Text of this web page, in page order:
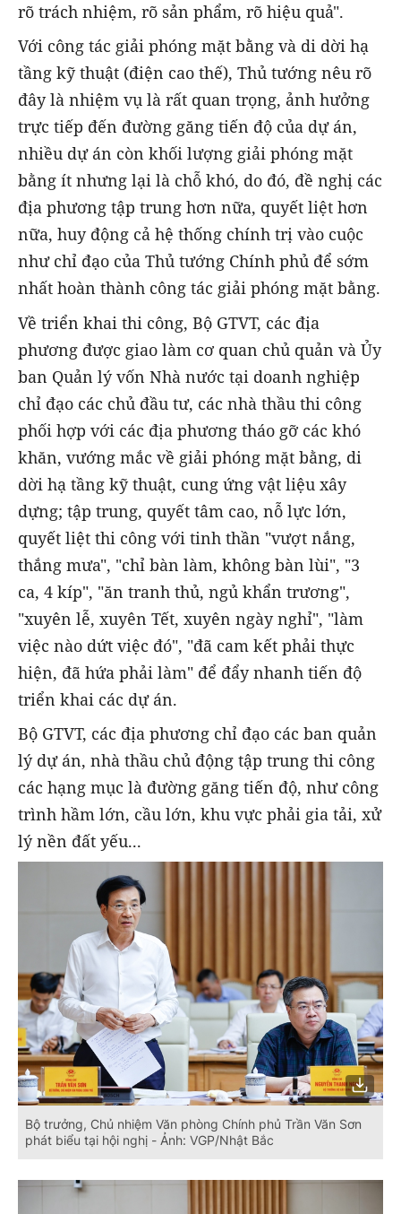
rõ trách nhiệm, rõ sản phẩm, rõ hiệu quả".
Với công tác giải phóng mặt bằng và di dời hạ
tầng kỹ thuật (điện cao thế), Thủ tướng nêu rõ
đây là nhiệm vụ là rất quan trọng, ảnh hưởng
trực tiếp đến đường găng tiến độ của dự án,
nhiều dự án còn khối lượng giải phóng mặt
bằng ít nhưng lại là chỗ khó, do đó, đề nghị các
địa phương tập trung hơn nữa, quyết liệt hơn
nữa, huy động cả hệ thống chính trị vào cuộc
như chỉ đạo của Thủ tướng Chính phủ để sớm
nhất hoàn thành công tác giải phóng mặt bằng.
Về triển khai thi công, Bộ GTVT, các địa
phương được giao làm cơ quan chủ quản và Ủy
ban Quản lý vốn Nhà nước tại doanh nghiệp
chỉ đạo các chủ đầu tư, các nhà thầu thi công
phối hợp với các địa phương tháo gỡ các khó
khăn, vướng mắc về giải phóng mặt bằng, di
dời hạ tầng kỹ thuật, cung ứng vật liệu xây
dựng; tập trung, quyết tâm cao, nỗ lực lớn,
quyết liệt thi công với tinh thần "vượt nắng,
thắng mưa", "chỉ bàn làm, không bàn lùi", "3
ca, 4 kíp", "ăn tranh thủ, ngủ khẩn trương",
"xuyên lễ, xuyên Tết, xuyên ngày nghỉ", "làm
việc nào dứt việc đó", "đã cam kết phải thực
hiện, đã hứa phải làm" để đẩy nhanh tiến độ
triển khai các dự án.
Bộ GTVT, các địa phương chỉ đạo các ban quản
lý dự án, nhà thầu chủ động tập trung thi công
các hạng mục là đường găng tiến độ, như công
trình hầm lớn, cầu lớn, khu vực phải gia tải, xử
lý nền đất yếu...
Bộ trưởng, Chủ nhiệm Văn phòng Chính phủ Trần Văn Sơn
phát biểu tại hội nghị - Ảnh: VGP/Nhật Bắc